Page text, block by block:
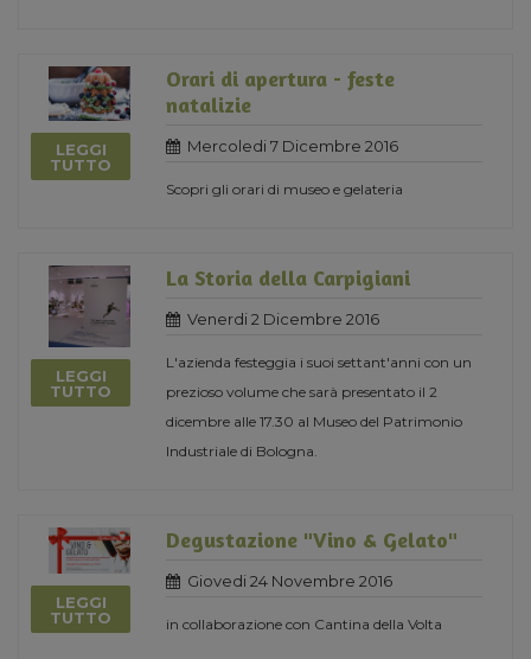
LEGGI
TUTTO
Orari di apertura - feste
natalizie
Mercoledi 7 Dicembre 2016
Scopri gli orari di museo e gelateria
LEGGI
TUTTO
La Storia della Carpigiani
Venerdi 2 Dicembre 2016
L'azienda festeggia i suoi settant'anni con un
prezioso volume che sarà presentato il 2
dicembre alle 17.30 al Museo del Patrimonio
Industriale di Bologna.
LEGGI
TUTTO
Degustazione "Vino & Gelato"
Giovedi 24 Novembre 2016
in collaborazione con Cantina della Volta